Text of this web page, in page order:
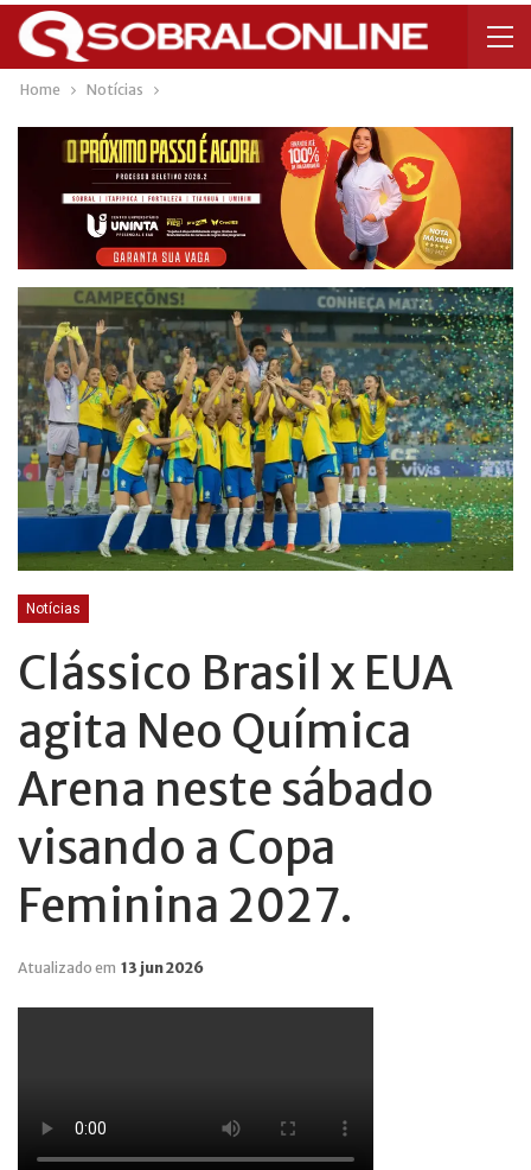
Home Notícias
Notícias
Clássico Brasil x EUA
agita Neo Química
Arena neste sábado
visando a Copa
Feminina 2027.
Atualizado em 13 jun 2026